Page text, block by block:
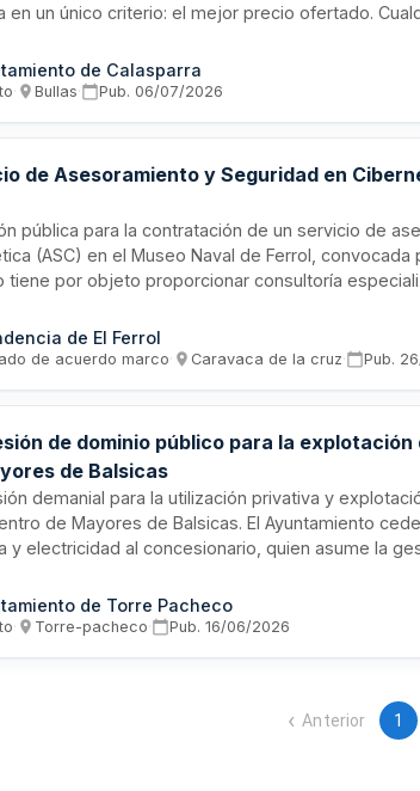
en un único criterio: el mejor precio ofertado.
técnica municipal. La convocatoria se publicará
conforme a la normativa de patrimonio de
de Calasparra
· Bullas· Pub. 06/07/2026
de Asesoramiento y Seguridad en
pública para la contratación de un servicio de
(ASC) en el Museo Naval de Ferrol, convocada
tiene por objeto proporcionar consultoría
de prevención y respuesta ante incidentes de
incluye el análisis de vulnerabilidades,
datos del organismo.
de El Ferrol
de acuerdo marco· Caravaca de la cruz· Pub.
de dominio público para la
de Balsicas
demanial para la utilización privativa y
de Mayores de Balsicas. El Ayuntamiento
y electricidad al concesionario, quien asume la
hasta seis años máximo. El
afiliación a la Seguridad Social del
de Torre Pacheco
· Torre-pacheco· Pub.16/06/2026
Anterior 1